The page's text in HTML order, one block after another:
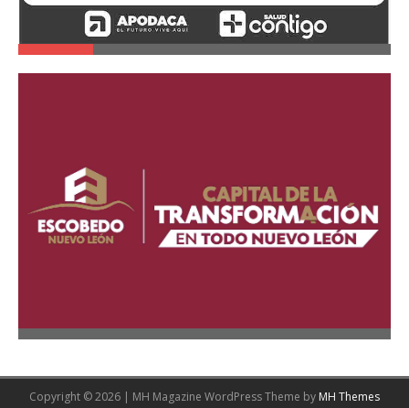
Copyright © 2026 | MH Magazine WordPress Theme by MH Themes